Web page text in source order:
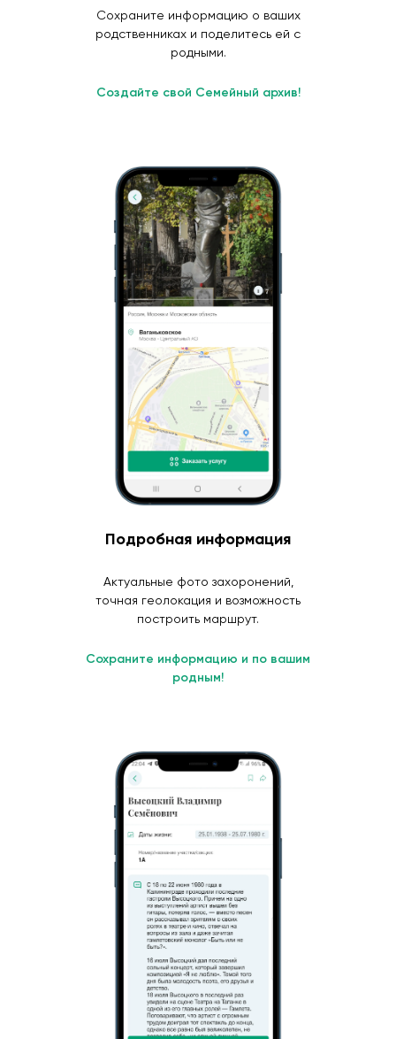
Сохраните информацию о ваших
родственниках и поделитесь ей с
родными.
Создайте свой Семейный архив!
Подробная информация
Актуальные фото захоронений,
точная геолокация и возможность
построить маршрут.
Сохраните информацию и по вашим
родным!